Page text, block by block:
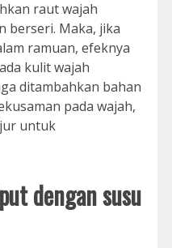
raut wajah
berseri. Maka, jika
ramuan, efeknya
kulit wajah
ditambahkan bahan
pada wajah,
untuk
dengan susu